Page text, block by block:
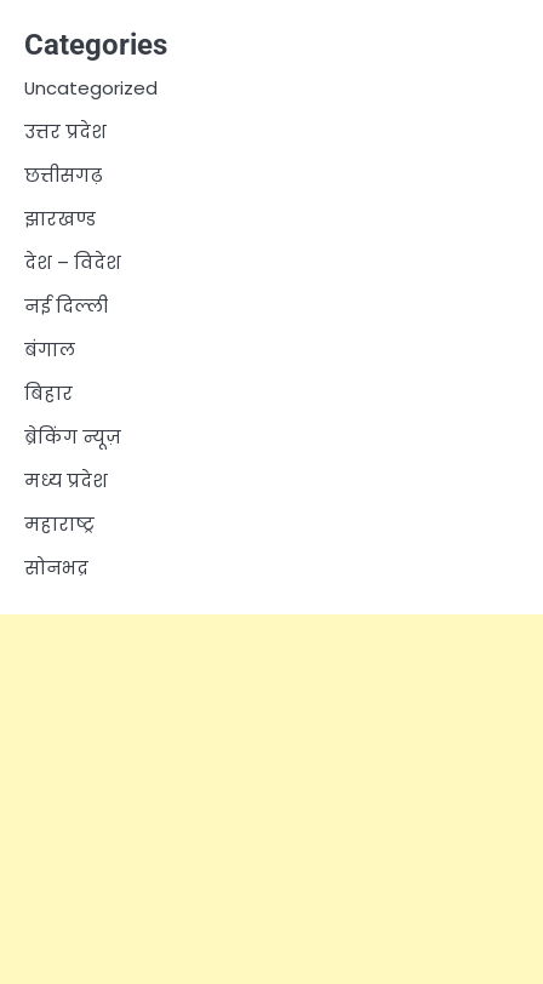
Categories
Uncategorized
उत्तर प्रदेश
छत्तीसगढ़
झारखण्ड
देश – विदेश
नई दिल्ली
बंगाल
बिहार
ब्रेकिंग न्यूज़
मध्य प्रदेश
महाराष्ट्र
सोनभद्र